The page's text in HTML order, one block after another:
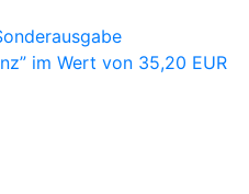
im Wert von 35,20 EUR